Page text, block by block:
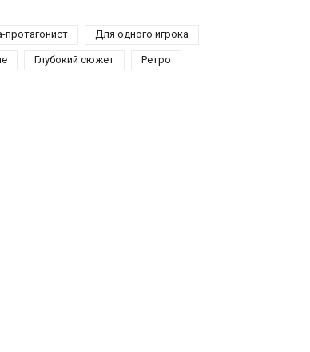
Для одного игрока
Глубокий сюжет Ретро